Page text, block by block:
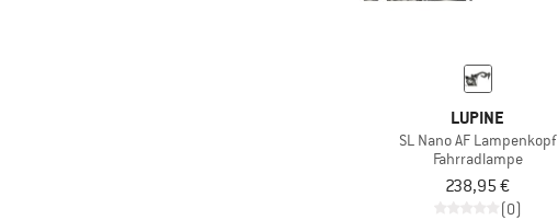
LUPINE
SL Nano AF Lampenkopf
Fahrradlampe
238,95 €
(0)